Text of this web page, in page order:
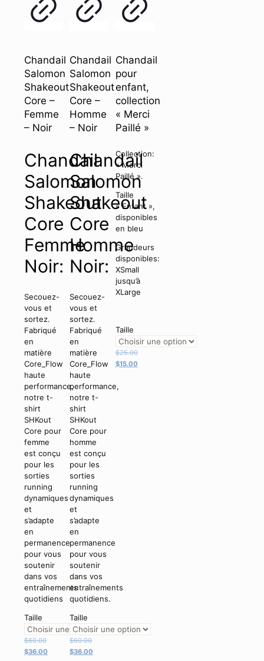
Chandail
Salomon
Shakeout
Core –
Femme
– Noir
Chandail
Salomon
Shakeout
Core
Femme
Noir:
Secouez-
vous et
sortez.
Fabriqué
en
matière
Core_Flow
haute
performance,
notre t-
shirt
SHKout
Core pour
femme
est conçu
pour les
sorties
running
dynamiques
et
s’adapte
en
permanence
pour vous
soutenir
dans vos
entraînements
quotidiens
Taille
$60.00Le
prix
$36.00
Chandail
Salomon
Shakeout
Core –
Homme
– Noir
Chandail
Salomon
Shakeout
Core
Homme
Noir:
Secouez-
vous et
sortez.
Fabriqué
en
matière
Core_Flow
haute
performance,
notre t-
shirt
SHKout
Core pour
homme
est conçu
pour les
sorties
running
dynamiques
et
s’adapte
en
permanence
pour vous
soutenir
dans vos
entraînements
quotidiens.
Taille
$60.00Le
prix
$36.00
Chandail
pour
enfant,
collection
« Merci
Paillé »
Collection:
« Merci
Paillé ».
Taille
« Enfant »,
disponibles
en bleu
Grandeurs
disponibles:
XSmall
jusqu’à
XLarge
Taille
$25.00Le
prix
$15.00Le